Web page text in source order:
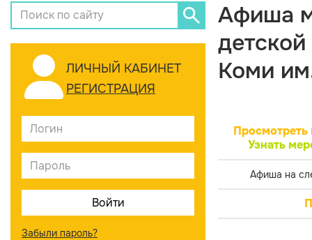
ЛИЧНЫЙ КАБИНЕТ
РЕГИСТРАЦИЯ
Забыли пароль?
Афиша
Коми
Просмотреть
Узнать
Афиша на